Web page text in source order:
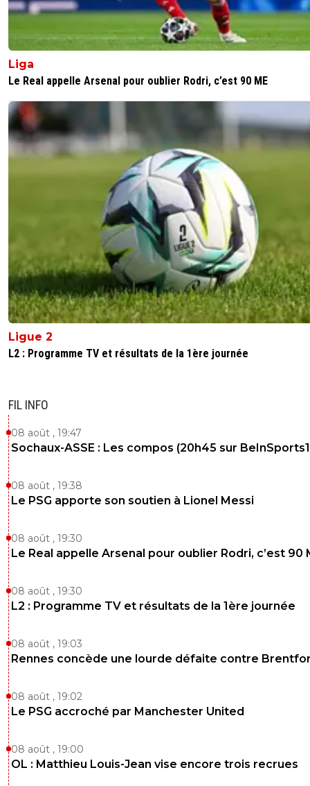
Liga
Le Real appelle Arsenal pour oublier Rodri, c’est 90 ME
Ligue 2
L2 : Programme TV et résultats de la 1ère journée
FIL INFO
08 août , 19:47
Sochaux-ASSE : Les compos (20h45 sur
08 août , 19:38
Le PSG apporte son soutien à Lionel Messi
08 août , 19:30
Le Real appelle Arsenal pour oublier Rodri, c’est 90
08 août , 19:30
L2 : Programme TV et résultats de la 1ère journée
08 août , 19:03
Rennes concède une lourde défaite contre
08 août , 19:02
Le PSG accroché par Manchester United
08 août , 19:00
OL : Matthieu Louis-Jean vise encore trois recrues